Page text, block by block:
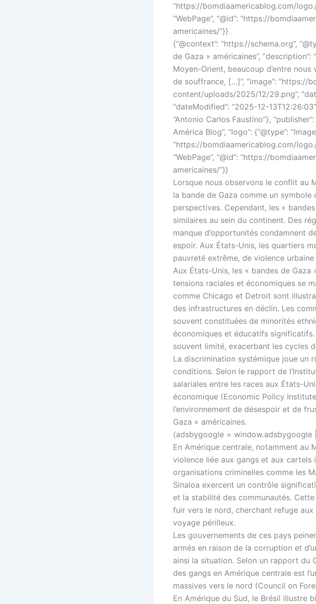
“https://bomdiaamericablog.com/
“WebPage”, “@id”: “https://
americaines/”}}
{“@context”: “https://schema.org”,
de Gaza » américaines”,
Moyen-Orient, beaucoup d’entre
de souffrance, […]”, “image”: “https://
content/uploads/2025/12/29.png”,
“dateModified”: “2025-12-
“Antonio Carlos Faustino”},
América Blog”, “logo”: {“@type”:
“https://bomdiaamericablog.com/
“WebPage”, “@id”: “https://
americaines/”}}
Lorsque nous observons le conflit au
la bande de Gaza comme un
perspectives. Cependant, les «
similaires au sein du continent. Des
manque d’opportunités condamnent
espoir. Aux États-Unis, les quartiers
pauvreté extrême, de violence
Aux États-Unis, les « bandes de
tensions raciales et économiques se
comme Chicago et Detroit sont
des infrastructures en déclin. Les
souvent constituées de minorités
économiques et éducatifs
souvent limité, exacerbant les cycles
La discrimination systémique joue un
conditions. Selon le rapport de
salariales entre les races aux États-
économique (Economic Policy
l’environnement de désespoir et de
Gaza » américaines.
(adsbygoogle = window.adsbygoogle
En Amérique centrale, notamment au
violence liée aux gangs et aux
organisations criminelles comme les
Sinaloa exercent un contrôle
et la stabilité des communautés.
fuir vers le nord, cherchant refuge
voyage périlleux.
Les gouvernements de ces pays
armés en raison de la corruption et
ainsi la situation. Selon un rapport du
des gangs en Amérique centrale est
massives vers le nord (Council on
En Amérique du Sud, le Brésil illustre